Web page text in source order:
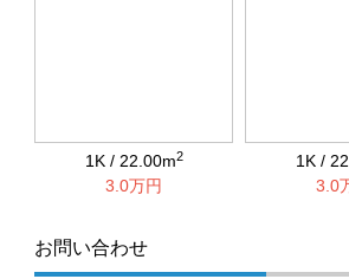
1K / 22.00m2
3.0万円
1K /
3.0
お問い合わせ